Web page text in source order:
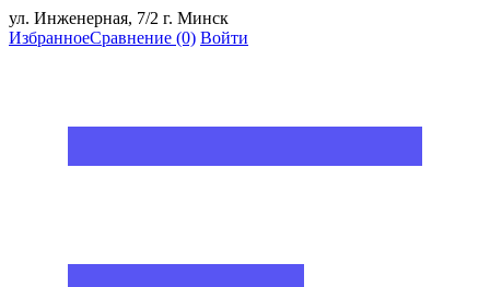
ул. Инженерная, 7/2 г. Минск
ИзбранноеСравнение (0) Войти